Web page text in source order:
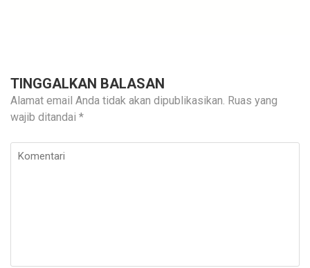
TINGGALKAN BALASAN
Alamat email Anda tidak akan dipublikasikan. Ruas yang
wajib ditandai *
Komentari